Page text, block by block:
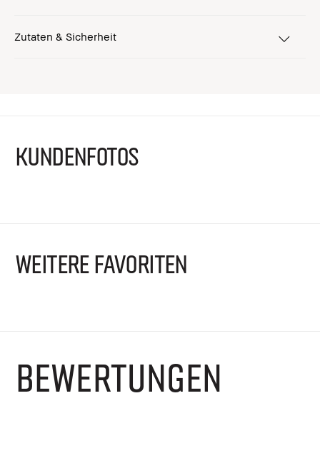
Zutaten & Sicherheit
KUNDENFOTOS
WEITERE FAVORITEN
BEWERTUNGEN